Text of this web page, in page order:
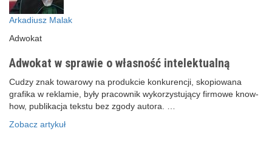
Arkadiusz Malak
Adwokat
Adwokat w sprawie o własność intelektualną
Cudzy znak towarowy na produkcie konkurencji, skopiowana
grafika w reklamie, były pracownik wykorzystujący firmowe know-
how, publikacja tekstu bez zgody autora. …
Zobacz artykuł